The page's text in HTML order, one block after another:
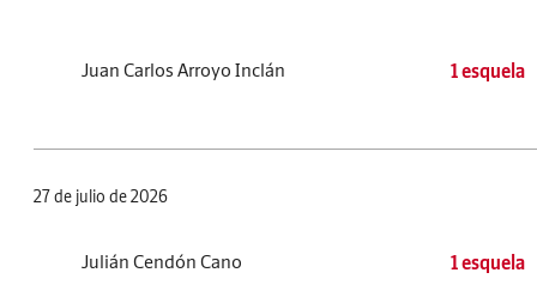
Juan Carlos Arroyo Inclán 1 esquela
27 de julio de 2026
Julián Cendón Cano 1 esquela